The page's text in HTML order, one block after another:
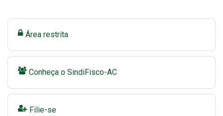
Área restrita
Conheça o SindiFisco-AC
Filie-se